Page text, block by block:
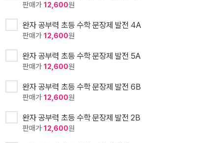
판매가 12,600원
완자 공부력 초등 수학 문장제 발전 4A
판매가 12,600원
완자 공부력 초등 수학 문장제 발전 5A
판매가 12,600원
완자 공부력 초등 수학 문장제 발전 6B
판매가 12,600원
완자 공부력 초등 수학 문장제 발전 2B
판매가 12,600원